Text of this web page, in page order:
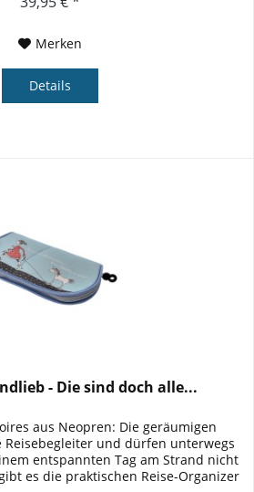
Merken
Details
- Die sind doch alle...
aus Neopren: Die geräumigen
Reisebegleiter und dürfen unterwegs
entspannten Tag am Strand nicht
es die praktischen Reise-Organizer